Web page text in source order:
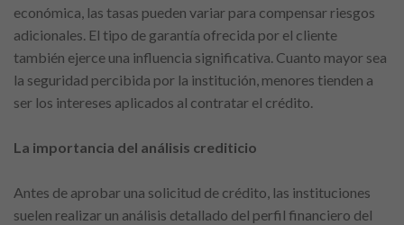
económica, las tasas pueden variar para compensar riesgos
adicionales. El tipo de garantía ofrecida por el cliente
también ejerce una influencia significativa. Cuanto mayor sea
la seguridad percibida por la institución, menores tienden a
ser los intereses aplicados al contratar el crédito.
La importancia del análisis crediticio
Antes de aprobar una solicitud de crédito, las instituciones
suelen realizar un análisis detallado del perfil financiero del